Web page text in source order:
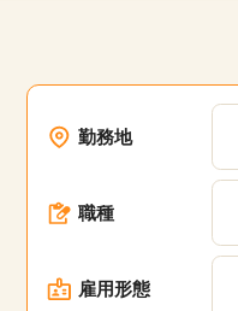
勤務地
職種
雇用形態